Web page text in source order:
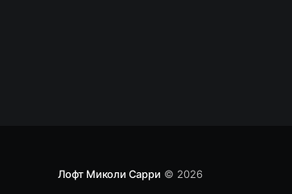
Лофт Миколи Сарри © 2026